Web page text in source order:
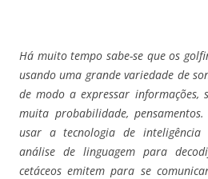
Há muito tempo sabe-se que os
usando uma grande variedade de
de modo a expressar informações,
muita probabilidade,
usar a tecnologia de
análise de linguagem para
cetáceos emitem para se